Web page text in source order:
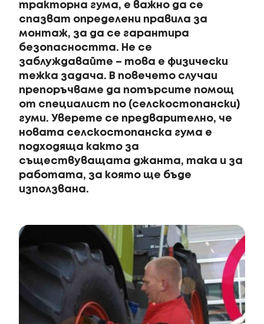
тракторна гума, е важно да се
спазват определени правила за
монтаж, за да се гарантира
безопасността. Не се
заблуждавайте – това е физически
тежка задача. В повечето случаи
препоръчваме да потърсите помощ
от специалист по (селскостопански)
гуми. Уверете се предварително, че
новата селскостопанска гума е
подходяща както за
съществуващата джанта, така и за
работата, за която ще бъде
използвана.